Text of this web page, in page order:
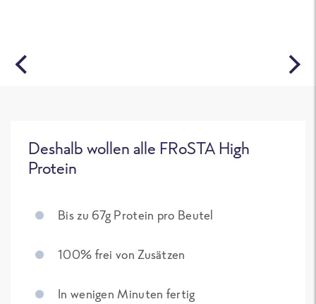
Deshalb wollen alle FRoSTA High
Protein
Bis zu 67g Protein pro Beutel
100% frei von Zusätzen
In wenigen Minuten fertig